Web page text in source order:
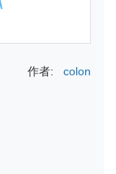
作者: colon